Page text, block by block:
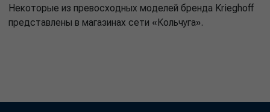
Некоторые из превосходных моделей бренда Krieghoff
представлены в магазинах сети «Кольчуга».